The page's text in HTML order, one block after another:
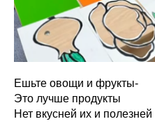
Ешьте овощи и фрукты-
Это лучше продукты
Нет вкусней их и полезней